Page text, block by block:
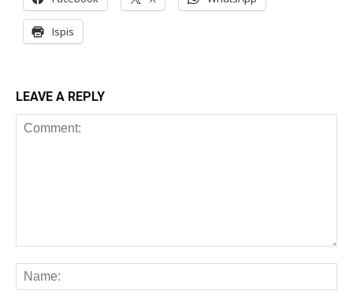
Ispis
LEAVE A REPLY